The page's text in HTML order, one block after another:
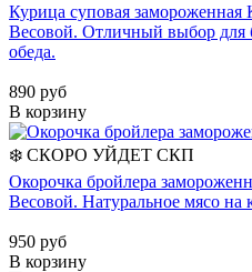
Курица суповая замороженная
Весовой. Отличный выбор для
обеда.
890 руб
В корзину
❄️ СКОРО УЙДЕТ СКП
Окорочка бройлера
Весовой. Натуральное мясо на
950 руб
В корзину